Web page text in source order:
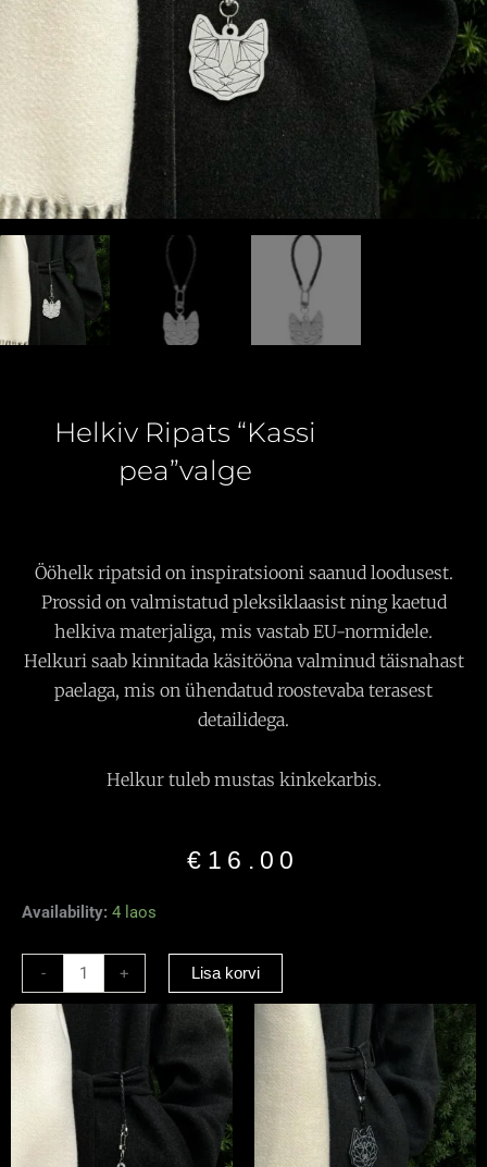
Helkiv Ripats “Kassi
pea”valge
Ööhelk ripatsid on inspiratsiooni saanud loodusest.
Prossid on valmistatud pleksiklaasist ning kaetud
helkiva materjaliga, mis vastab EU-normidele.
Helkuri saab kinnitada käsitööna valminud täisnahast
paelaga, mis on ühendatud roostevaba terasest
detailidega.
Helkur tuleb mustas kinkekarbis.
€ 16.00
Availability: 4 laos
-
Helkiv
pea”valge
kogus
+ Lisa korvi